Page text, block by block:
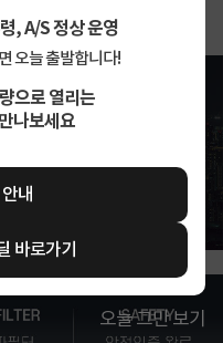
, A/S 정상 운영
오늘 출발합니다!
으로 열리는
나보세요
내
바로가기
오늘 그만 보기